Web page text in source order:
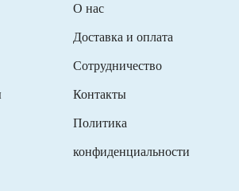
О нас
Доставка и оплата
Сотрудничество
Контакты
Политика
конфиденциальности